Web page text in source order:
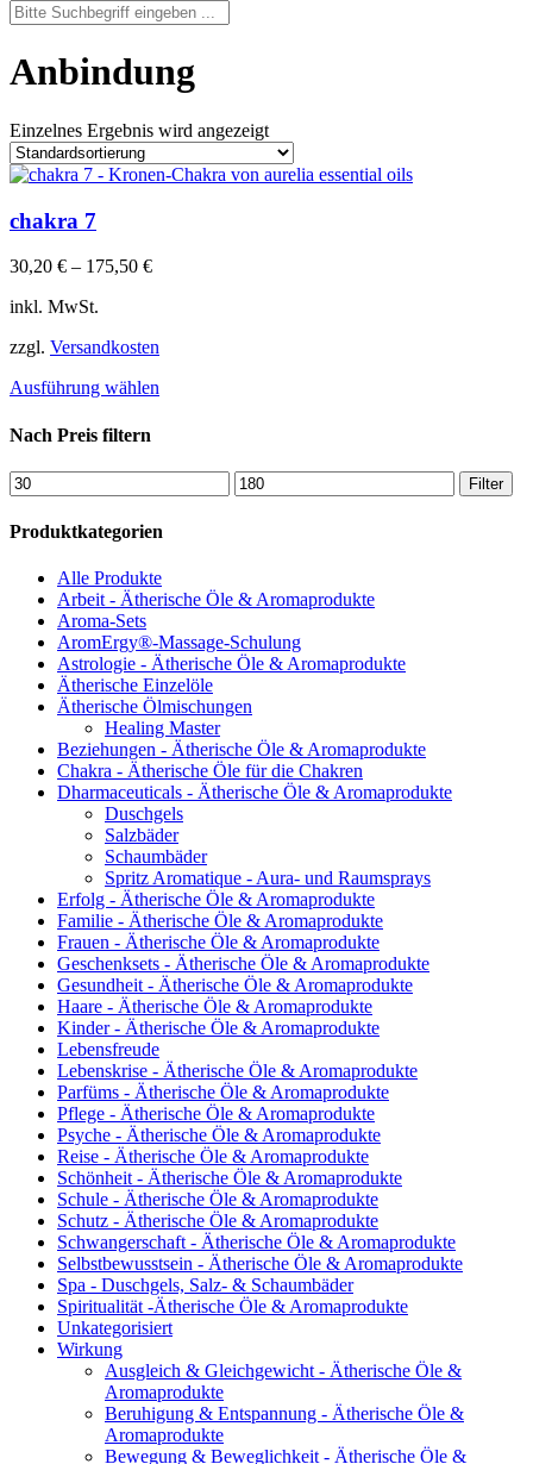
Anbindung
Einzelnes Ergebnis wird angezeigt
chakra 7
30,20 € – 175,50 €
inkl. MwSt.
zzgl. Versandkosten
Ausführung wählen
Varianten
auf.
Optionen
auf
der
gewählt
werden
Nach Preis filtern
Min.
Preis
Max.
Preis
Filter
Produktkategorien
Alle Produkte
Arbeit - Ätherische Öle & Aromaprodukte
Aroma-Sets
AromErgy®-Massage-Schulung
Astrologie - Ätherische Öle & Aromaprodukte
Ätherische Einzelöle
Ätherische Ölmischungen
Healing Master
Beziehungen - Ätherische Öle & Aromaprodukte
Chakra - Ätherische Öle für die Chakren
Dharmaceuticals - Ätherische Öle & Aromaprodukte
Duschgels
Salzbäder
Schaumbäder
Spritz Aromatique - Aura- und Raumsprays
Erfolg - Ätherische Öle & Aromaprodukte
Familie - Ätherische Öle & Aromaprodukte
Frauen - Ätherische Öle & Aromaprodukte
Geschenksets - Ätherische Öle & Aromaprodukte
Gesundheit - Ätherische Öle & Aromaprodukte
Haare - Ätherische Öle & Aromaprodukte
Kinder - Ätherische Öle & Aromaprodukte
Lebensfreude
Lebenskrise - Ätherische Öle & Aromaprodukte
Parfüms - Ätherische Öle & Aromaprodukte
Pflege - Ätherische Öle & Aromaprodukte
Psyche - Ätherische Öle & Aromaprodukte
Reise - Ätherische Öle & Aromaprodukte
Schönheit - Ätherische Öle & Aromaprodukte
Schule - Ätherische Öle & Aromaprodukte
Schutz - Ätherische Öle & Aromaprodukte
Schwangerschaft - Ätherische Öle & Aromaprodukte
Selbstbewusstsein - Ätherische Öle & Aromaprodukte
Spa - Duschgels, Salz- & Schaumbäder
Spiritualität -Ätherische Öle & Aromaprodukte
Unkategorisiert
Wirkung
Ausgleich & Gleichgewicht - Ätherische Öle &
Aromaprodukte
Beruhigung & Entspannung - Ätherische Öle &
Aromaprodukte
Bewegung & Beweglichkeit - Ätherische Öle &